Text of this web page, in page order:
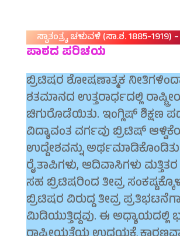
ಸ್ವಾತಂತ್ರ್ಯ ಚಳುವಳಿ (ಸಾ.ಶ. 1885-
ಪಾಠದ ಪರಿಚಯ
ಬ್ರಿಟಿಷರ ಶೋಷಣಾತ್ಮಕ
ಶತಮಾನದ ಉತ್ತರಾರ್ಧದಲ್ಲಿ
ಚಿಗುರೊಡೆಯಿತು. ಇಂಗ್ಲಿಷ್ ಶಿಕ್ಷಣ
ವಿದ್ಯಾವಂತ ವರ್ಗವು ಬ್ರಿಟಿಷ್
ಉದ್ದೇಶವನ್ನು
ರೈತಾಪಿಗಳು, ಆದಿವಾಸಿಗಳು
ಸಹ ಬ್ರಿಟಿಷರಿಂದ ತೀವ್ರ
ಬ್ರಿಟಿಷರ ವಿರುದ್ದ ತೀವ್ರ
ಮಿಡಿಯುತ್ತಿದ್ದವು. ಈ ಅಧ್ಯಾಯದಲ್ಲಿ